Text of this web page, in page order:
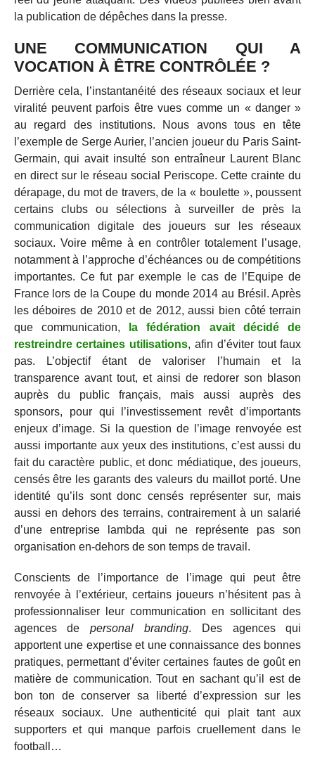
la publication de dépêches dans la presse.
UNE COMMUNICATION QUI A
VOCATION À ÊTRE CONTRÔLÉE ?
Derrière cela, l’instantanéité des réseaux sociaux et leur
viralité peuvent parfois être vues comme un « danger »
au regard des institutions. Nous avons tous en tête
l’exemple de Serge Aurier, l’ancien joueur du Paris Saint-
Germain, qui avait insulté son entraîneur Laurent Blanc
en direct sur le réseau social Periscope. Cette crainte du
dérapage, du mot de travers, de la « boulette », poussent
certains clubs ou sélections à surveiller de près la
communication digitale des joueurs sur les réseaux
sociaux. Voire même à en contrôler totalement l’usage,
notamment à l’approche d’échéances ou de compétitions
importantes. Ce fut par exemple le cas de l’Equipe de
France lors de la Coupe du monde 2014 au Brésil. Après
les déboires de 2010 et de 2012, aussi bien côté terrain
que communication,
la fédération avait décidé de
restreindre certaines utilisations, afin d’éviter tout faux
pas. L’objectif étant de valoriser l’humain et la
transparence avant tout, et ainsi de redorer son blason
auprès du public français, mais aussi auprès des
sponsors, pour qui l’investissement revêt d’importants
enjeux d’image. Si la question de l’image renvoyée est
aussi importante aux yeux des institutions, c’est aussi du
fait du caractère public, et donc médiatique, des joueurs,
censés être les garants des valeurs du maillot porté. Une
identité qu’ils sont donc censés représenter sur, mais
aussi en dehors des terrains, contrairement à un salarié
d’une entreprise lambda qui ne représente pas son
organisation en-dehors de son temps de travail.
Conscients de l’importance de l’image qui peut être
renvoyée à l’extérieur, certains joueurs n’hésitent pas à
professionnaliser leur communication en sollicitant des
agences depersonal branding. Des agences qui
apportent une expertise et une connaissance des bonnes
pratiques, permettant d’éviter certaines fautes de goût en
matière de communication. Tout en sachant qu’il est de
bon ton de conserver sa liberté d’expression sur les
réseaux sociaux. Une authenticité qui plait tant aux
supporters et qui manque parfois cruellement dans le
football…